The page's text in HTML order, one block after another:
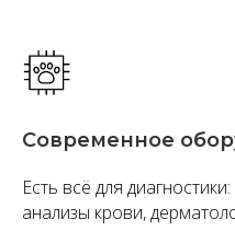
Современное
Есть всё для
анализы крови,